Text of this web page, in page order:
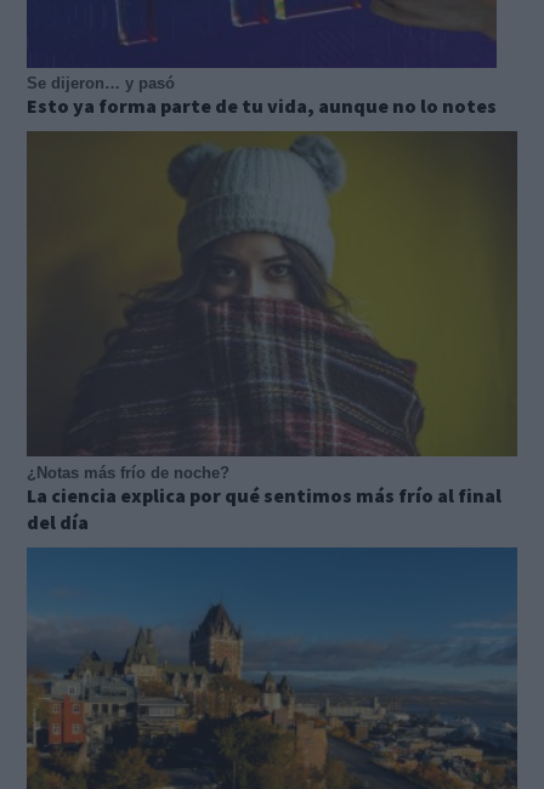
Se dijeron… y pasó
Esto ya forma parte de tu vida, aunque no lo notes
¿Notas más frío de noche?
La ciencia explica por qué sentimos más frío al final
del día